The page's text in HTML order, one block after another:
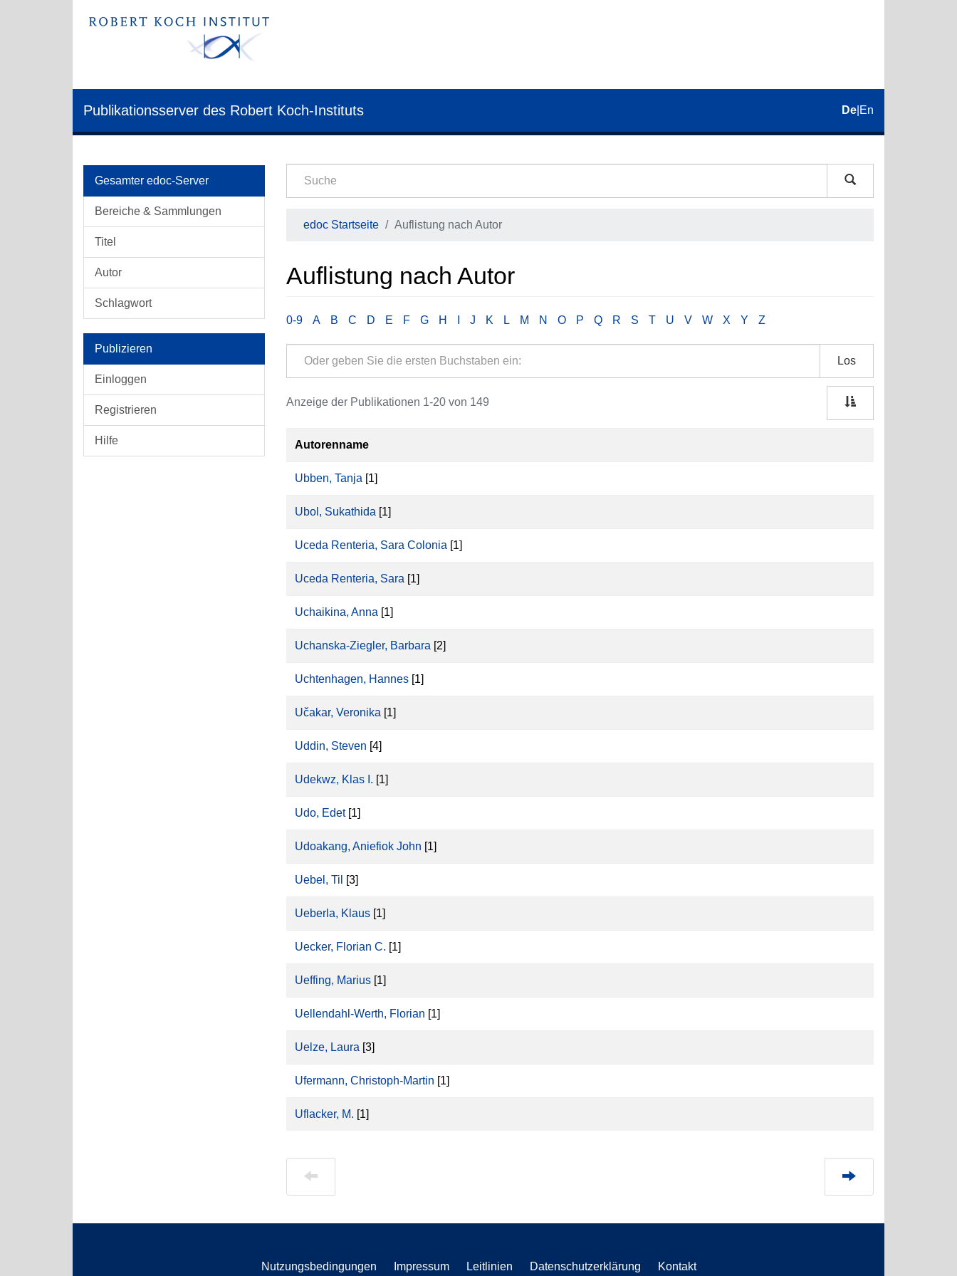
Publikationsserver des Robert Koch-Instituts De En
Gesamter edoc-Server
Bereiche & Sammlungen
Titel
Autor
Schlagwort
Publizieren
Einloggen
Registrieren
Hilfe
edoc Startseite Auflistung nach Autor
Auflistung nach Autor
0-9 A B C D E F G H J K L M N O P Q R S T U V W X Y Z
Los
Anzeige der Publikationen 1-20 von 149
Autorenname
Ubben, Tanja [1]
Ubol, Sukathida [1]
Uceda Renteria, Sara Colonia [1]
Uceda Renteria, Sara [1]
Uchaikina, Anna [1]
Uchanska-Ziegler, Barbara [2]
Uchtenhagen, Hannes [1]
Učakar, Veronika [1]
Uddin, Steven [4]
Udekwz, Klas I. [1]
Udo, Edet[1]
Udoakang, Aniefiok John [1]
Uebel, Til [3]
Ueberla, Klaus [1]
Uecker, Florian C. [1]
Ueffing, Marius [1]
Uellendahl-Werth, Florian [1]
Uelze, Laura [3]
Ufermann, Christoph-Martin [1]
Uflacker, M. [1]
Nutzungsbedingungen Impressum Leitlinien Datenschutzerklärung Kontakt